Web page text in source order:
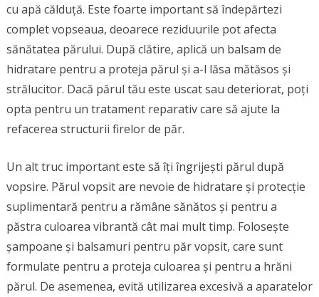
cu apă călduță. Este foarte important să îndepărtezi
complet vopseaua, deoarece reziduurile pot afecta
sănătatea părului. După clătire, aplică un balsam de
hidratare pentru a proteja părul și a-l lăsa mătăsos și
strălucitor. Dacă părul tău este uscat sau deteriorat, poți
opta pentru un tratament reparativ care să ajute la
refacerea structurii firelor de păr.
Un alt truc important este să îți îngrijești părul după
vopsire. Părul vopsit are nevoie de hidratare și protecție
suplimentară pentru a rămâne sănătos și pentru a
păstra culoarea vibrantă cât mai mult timp. Folosește
șampoane și balsamuri pentru păr vopsit, care sunt
formulate pentru a proteja culoarea și pentru a hrăni
părul. De asemenea, evită utilizarea excesivă a aparatelor